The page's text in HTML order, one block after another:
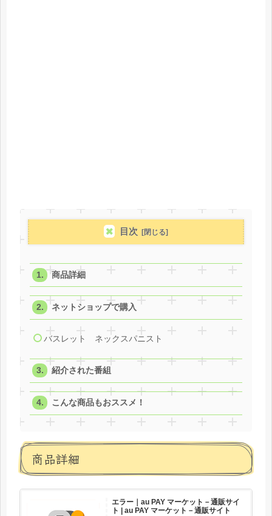
目次
商品詳細
ネットショップで購入
バスレット ネックスパニスト
紹介された番組
こんな商品もおススメ！
商品詳細
エラー｜au PAY マーケット－通販サイ
ト | au PAY マーケット－通販サイト